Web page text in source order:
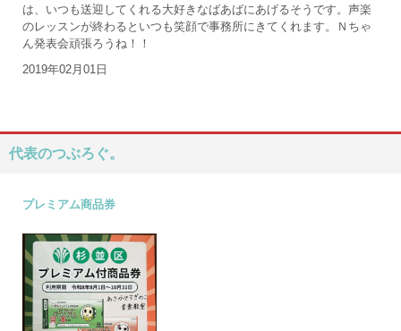
は、いつも送迎してくれる大好きなばあばにあげるそうです。声楽
のレッスンが終わるといつも笑顔で事務所にきてくれます。Ｎちゃ
ん発表会頑張ろうね！！
2019年02月01日
代表のつぶろぐ。
プレミアム商品券